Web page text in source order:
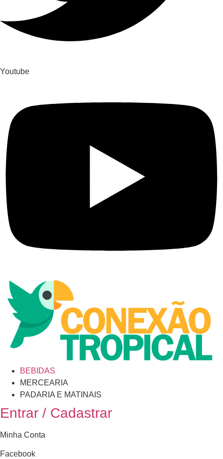
Youtube
BEBIDAS
MERCEARIA
PADARIA E MATINAIS
Entrar / Cadastrar
Minha Conta
Facebook